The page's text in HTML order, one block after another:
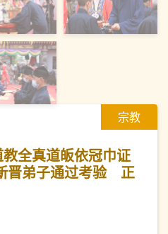
宗教
全真道皈依冠巾证
晋弟子通过考验 正